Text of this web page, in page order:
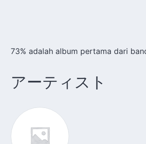
73% adalah album pertama dari
アーティスト